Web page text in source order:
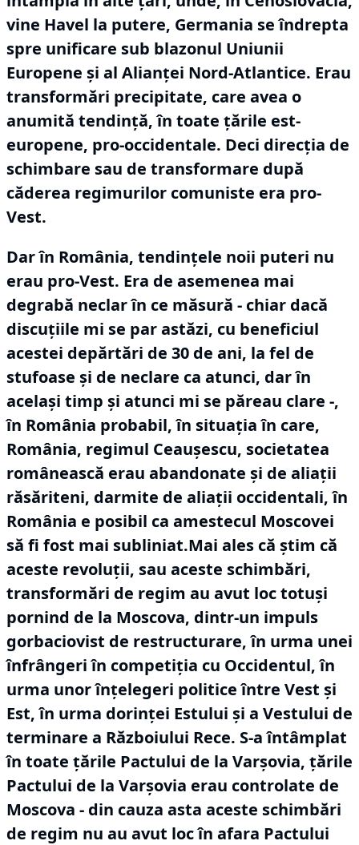
vine Havel la putere, Germania se îndrepta
spre unificare sub blazonul Uniunii
Europene și al Alianței Nord-Atlantice. Erau
transformări precipitate, care avea o
anumită tendință, în toate țările est-
europene, pro-occidentale. Deci direcția de
schimbare sau de transformare după
căderea regimurilor comuniste era pro-
Vest.
Dar în România, tendințele noii puteri nu
erau pro-Vest. Era de asemenea mai
degrabă neclar în ce măsură - chiar dacă
discuțiile mi se par astăzi, cu beneficiul
acestei depărtări de 30 de ani, la fel de
stufoase și de neclare ca atunci, dar în
același timp și atunci mi se păreau clare -,
în România probabil, în situația în care,
România, regimul Ceaușescu, societatea
românească erau abandonate și de aliații
răsăriteni, darmite de aliații occidentali, în
România e posibil ca amestecul Moscovei
să fi fost mai subliniat.Mai ales că știm că
aceste revoluții, sau aceste schimbări,
transformări de regim au avut loc totuși
pornind de la Moscova, dintr-un impuls
gorbaciovist de restructurare, în urma unei
înfrângeri în competiția cu Occidentul, în
urma unor înțelegeri politice între Vest și
Est, în urma dorinței Estului și a Vestului de
terminare a Războiului Rece. S-a întâmplat
în toate țările Pactului de la Varșovia, țările
Pactului de la Varșovia erau controlate de
Moscova - din cauza asta aceste schimbări
de regim nu au avut loc în afara Pactului